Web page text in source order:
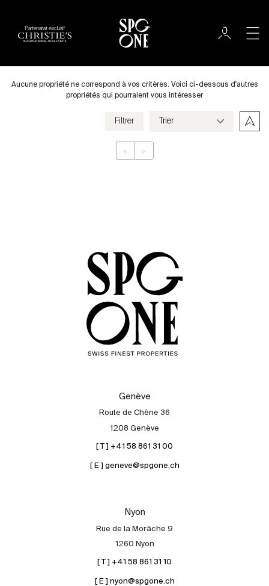
Partenariat exclusif
Acheter
International
Vendre
Enregistrer mes critères
Aucune propriété ne correspond à vos critères. Voici ci-dessous d'autres
propriétés qui pourraient vous intéresser
Filtrer
‹ ›
Genève
Route de Chêne 36
1208 Genève
[ T ] +41 58 861 31 00
[ E ] geneve@spgone.ch
Nyon
Rue de la Morâche 9
1260 Nyon
[ T ] +41 58 861 31 10
[ E ] nyon@spgone.ch